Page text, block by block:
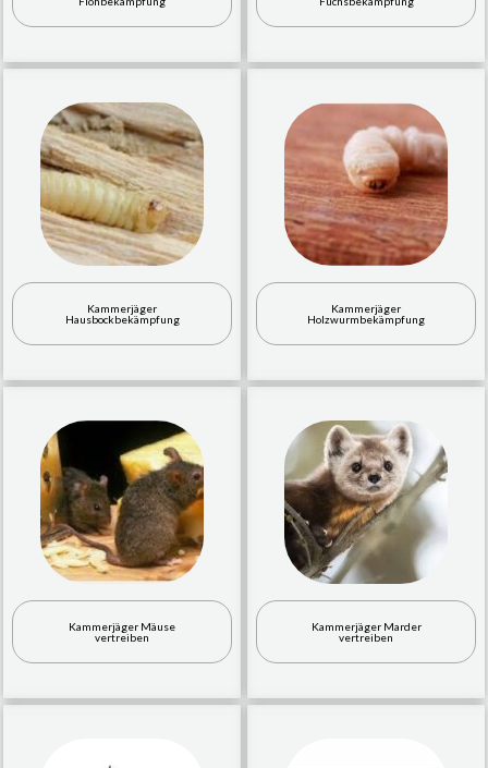
Kammerjäger
Hausbockbekämpfung
Kammerjäger
Holzwurmbekämpfung
Kammerjäger Mäuse
vertreiben
Kammerjäger Marder
vertreiben